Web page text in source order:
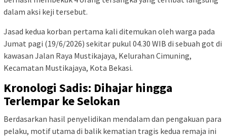
dalam aksi keji tersebut.
Jasad kedua korban pertama kali ditemukan oleh warga pada
Jumat pagi (19/6/2026) sekitar pukul 04.30 WIB di sebuah got di
kawasan Jalan Raya Mustikajaya, Kelurahan Cimuning,
Kecamatan Mustikajaya, Kota Bekasi.
Kronologi Sadis: Dihajar hingga
Terlempar ke Selokan
Berdasarkan hasil penyelidikan mendalam dan pengakuan para
pelaku, motif utama di balik kematian tragis kedua remaja ini